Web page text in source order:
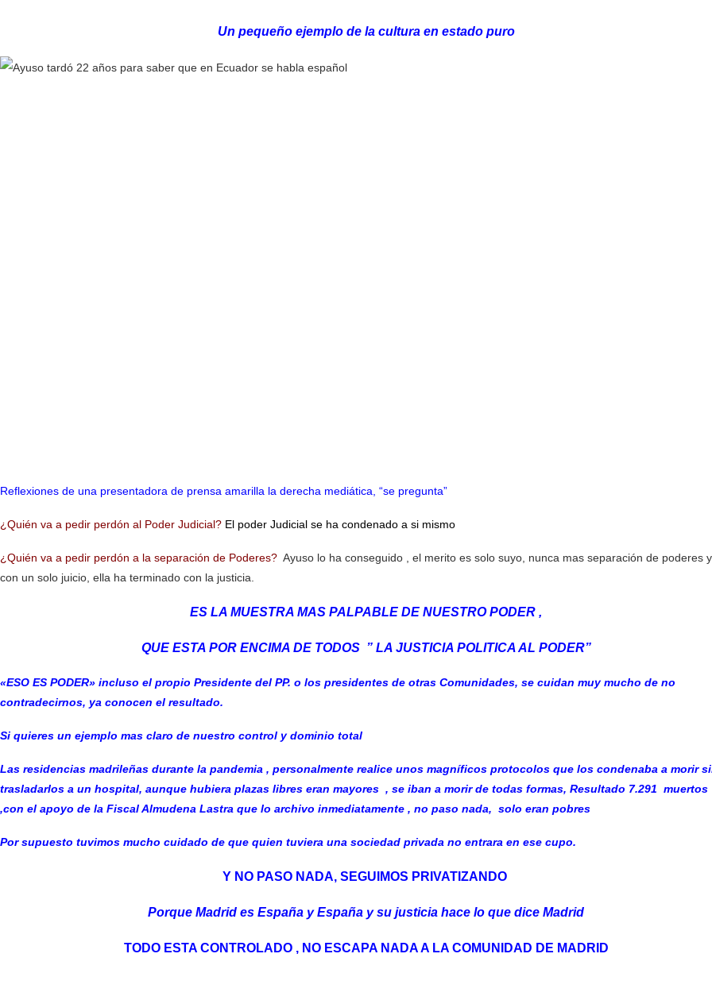
Un pequeño ejemplo de la cultura en estado puro
Reflexiones de una presentadora de prensa amarilla la derecha mediática, “se pregunta”
¿Quién va a pedir perdón al Poder Judicial? El poder Judicial se ha condenado a si mismo
¿Quién va a pedir perdón a la separación de Poderes? Ayuso lo ha conseguido , el merito es solo suyo, nunca mas separación de poderes y
con un solo juicio, ella ha terminado con la justicia.
ES LA MUESTRA MAS PALPABLE DE NUESTRO PODER ,
QUE ESTA POR ENCIMA DE TODOS ” LA JUSTICIA POLITICA AL PODER”
«ESO ES PODER» incluso el propio Presidente del PP. o los presidentes de otras Comunidades, se cuidan muy mucho de no
contradecirnos, ya conocen el resultado.
Si quieres un ejemplo mas claro de nuestro control y dominio total
Las residencias madrileñas durante la pandemia , personalmente realice unos magníficos protocolos que los condenaba a morir
trasladarlos a un hospital, aunque hubiera plazas libres eran mayores , se iban a morir de todas formas, Resultado 7.291 muertos
,con el apoyo de la Fiscal Almudena Lastra que lo archivo inmediatamente , no paso nada, solo eran pobres
Por supuesto tuvimos mucho cuidado de que quien tuviera una sociedad privada no entrara en ese cupo.
Y NO PASO NADA, SEGUIMOS PRIVATIZANDO
Porque Madrid es España y España y su justicia hace lo que dice Madrid
TODO ESTA CONTROLADO , NO ESCAPA NADA A LA COMUNIDAD DE MADRID